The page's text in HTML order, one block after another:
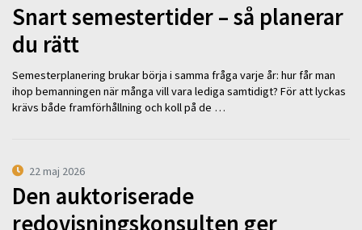
Snart semestertider – så planerar
du rätt
Semesterplanering brukar börja i samma fråga varje år: hur får man
ihop bemanningen när många vill vara lediga samtidigt? För att lyckas
krävs både framförhållning och koll på de …
22 maj 2026
Den auktoriserade
redovisningskonsulten ger